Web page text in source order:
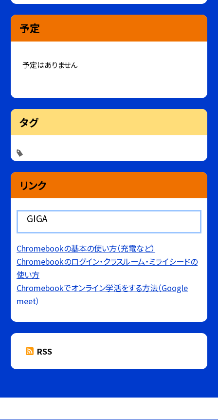
予定
予定はありません
タグ
リンク
GIGA
Chromebookの基本の使い方（充電など）
Chromebookのログイン・クラスルーム・ミライシードの
使い方
Chromebookでオンライン学活をする方法（Google
meet）
RSS